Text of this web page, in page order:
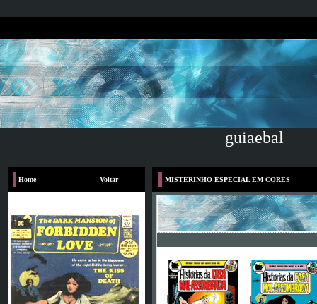
guiaebal
Home Voltar MISTERINHO ESPECIAL EM CORES